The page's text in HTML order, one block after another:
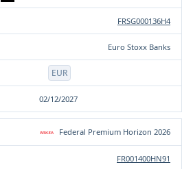
FRSG000136H4
Euro Stoxx Banks
EUR
02/12/2027
Federal Premium Horizon 2026
FR001400HN91